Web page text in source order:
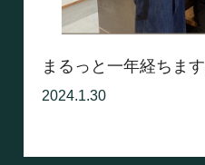
まるっと一年経ちま
2024.1.30